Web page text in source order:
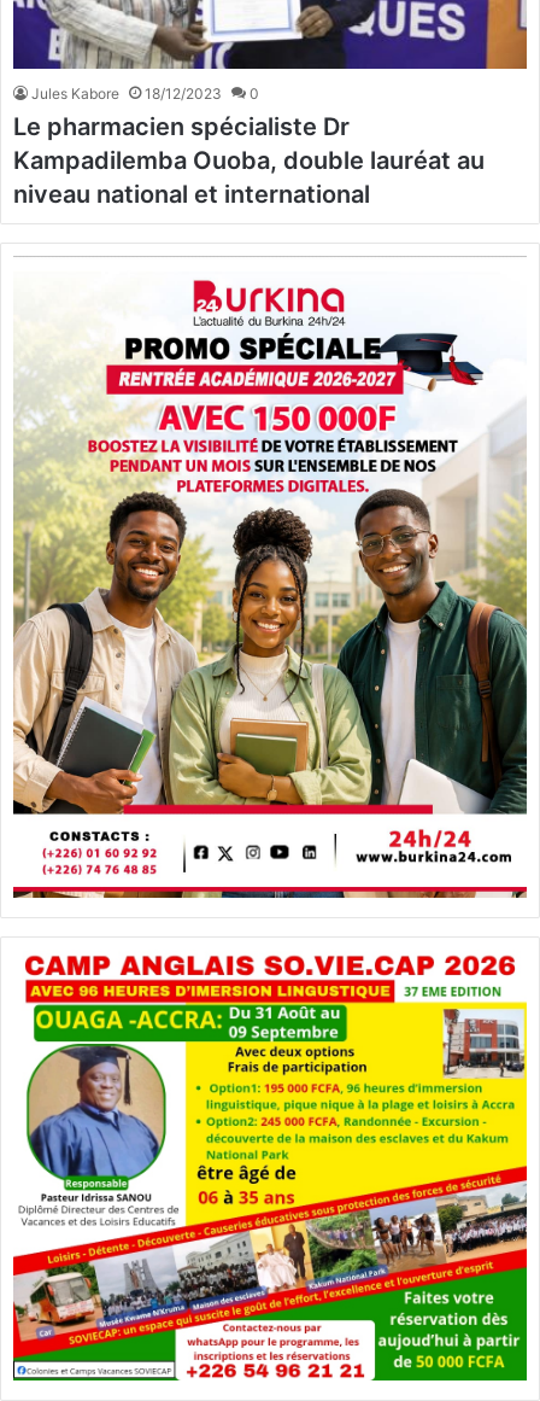
Jules Kabore 18/12/2023 0
Le pharmacien spécialiste Dr
Kampadilemba Ouoba, double lauréat au
niveau national et international